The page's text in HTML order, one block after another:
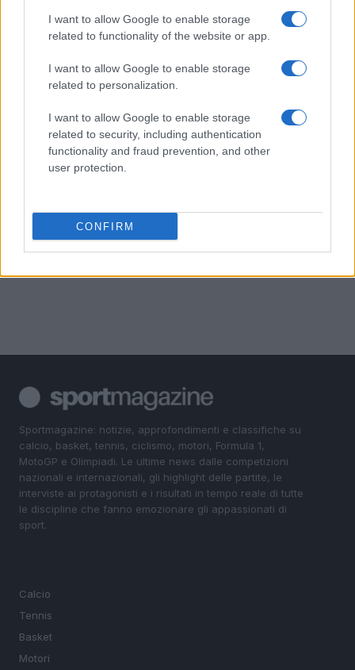
I want to allow Google to enable storage
related to functionality of the website or app.
I want to allow Google to enable storage
related to personalization.
I want to allow Google to enable storage
related to security, including authentication
functionality and fraud prevention, and other
user protection.
CONFIRM
Sportmagazine: notizie, approfondimenti e classifiche su
calcio, basket, tennis, ciclismo, motori, Formula 1,
MotoGP e Olimpiadi. Le ultime news dalle competizioni
nazionali e internazionali, gli highlight delle partite, le
interviste ai protagonisti e i risultati in tempo reale di tutte
le discipline che fanno emozionare gli appassionati di
sport.
Calcio
Tennis
Basket
Motori